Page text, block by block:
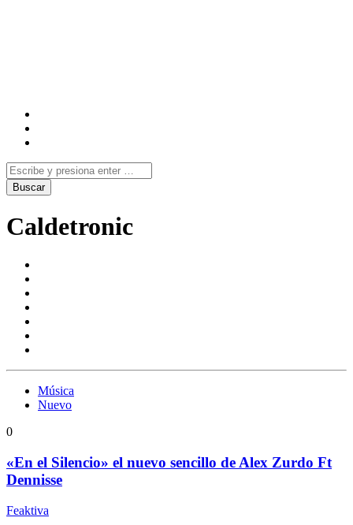
Caldetronic
Música
Nuevo
0
«En el Silencio» el nuevo sencillo de Alex Zurdo Ft
Dennisse
Feaktiva